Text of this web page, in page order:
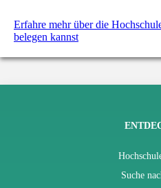
Erfahre mehr über die
belegen kannst
Suche